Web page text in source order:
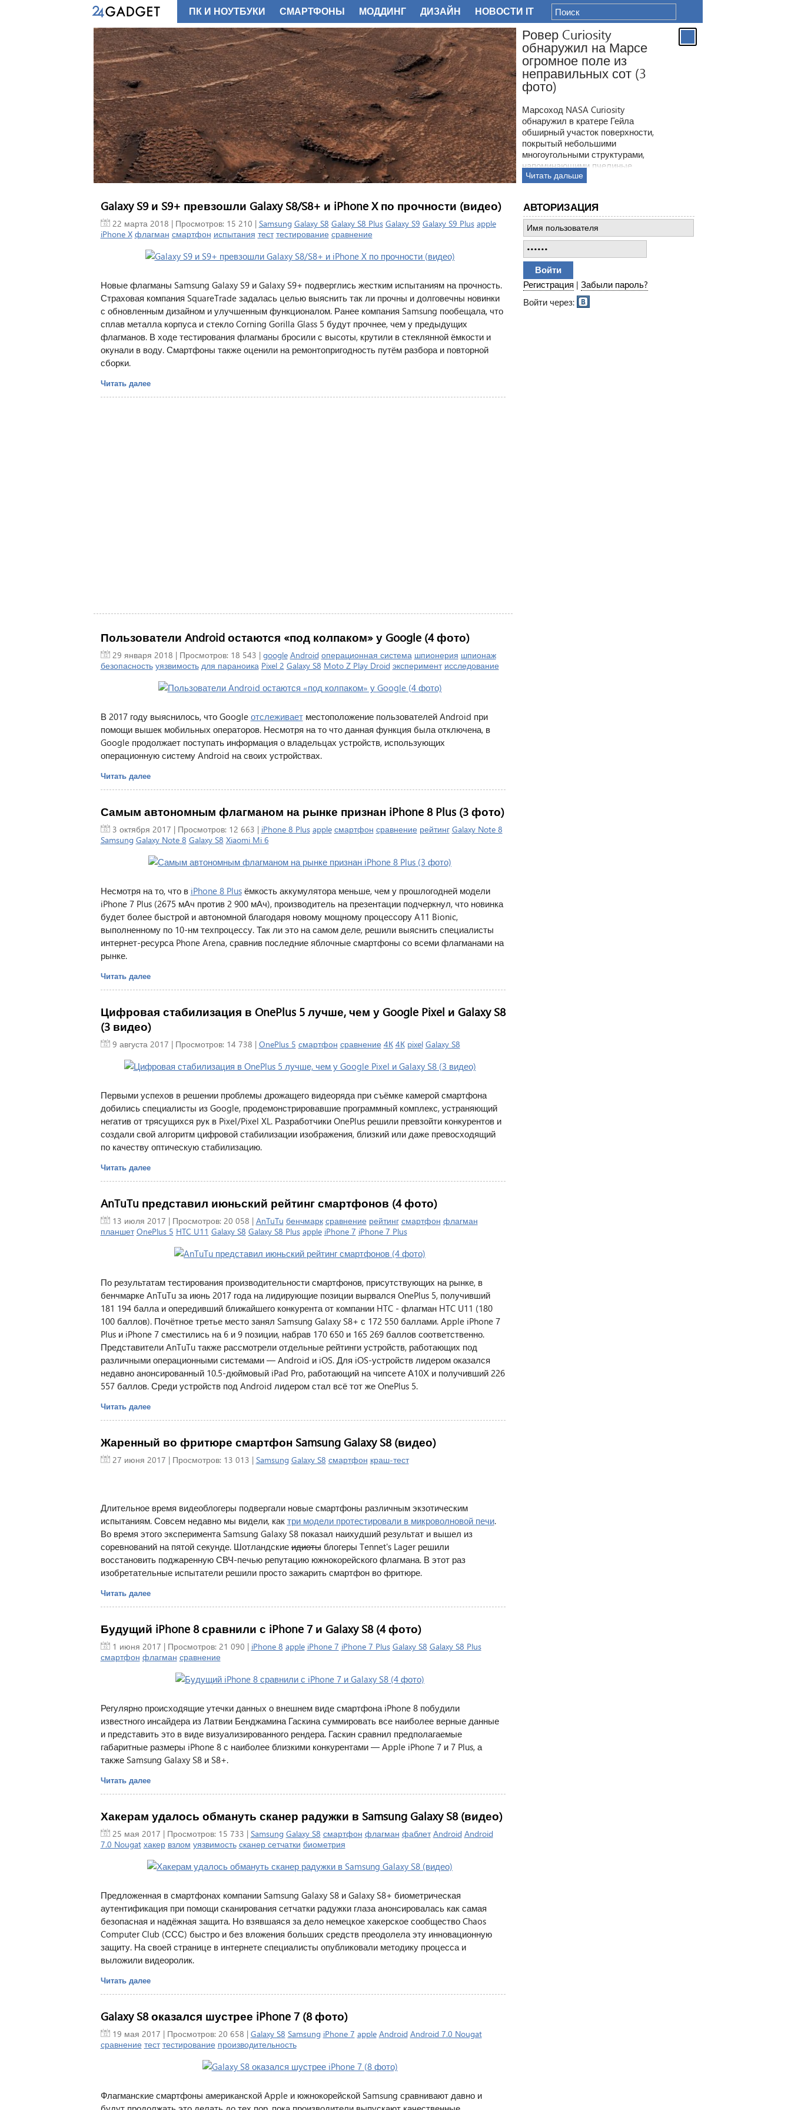
Ровер Curiosity
обнаружил на Марсе
огромное поле из
неправильных сот (3
фото)
Марсоход NASA Curiosity
обнаружил в кратере Гейла
обширный участок поверхности,
покрытый небольшими
многоугольными структурами,
напоминающими пчелиные
соты. Ранее ровер находил
затмила все предыдущее такие
открытия.
Читать дальше
Galaxy S9 и S9+ превзошли Galaxy S8/S8+ и iPhone X по прочности (видео)
22 марта 2018 | Просмотров: 15 210 | Samsung Galaxy S8 Galaxy S8 Plus Galaxy S9 Galaxy S9 Plus apple
iPhone X флагман смартфон испытания тест тестирование сравнение
Новые флагманы Samsung Galaxy S9 и Galaxy S9+ подверглись жестким испытаниям на прочность.
Страховая компания SquareTrade задалась целью выяснить так ли прочны и долговечны новинки
с обновленным дизайном и улучшенным функционалом. Ранее компания Samsung пообещала, что
сплав металла корпуса и стекло Corning Gorilla Glass 5 будут прочнее, чем у предыдущих
флагманов. В ходе тестирования флагманы бросили с высоты, крутили в стеклянной ёмкости и
окунали в воду. Смартфоны также оценили на ремонтопригодность путём разбора и повторной
сборки.
Читать далее
Пользователи Android остаются «под колпаком» у Google (4 фото)
29 января 2018 | Просмотров: 18 543 | google Android операционная система шпионерия шпионаж
безопасность уязвимость для параноика Pixel 2 Galaxy S8 Moto Z Play Droid эксперимент исследование
В 2017 году выяснилось, что Google отслеживаетместоположение пользователей Android при
помощи вышек мобильных операторов. Несмотря на то что данная функция была отключена, в
Google продолжает поступать информация о владельцах устройств, использующих
операционную систему Android на своих устройствах.
Читать далее
Самым автономным флагманом на рынке признан iPhone 8 Plus (3 фото)
3 октября 2017 | Просмотров: 12 663 | iPhone 8 Plus apple смартфон сравнение рейтинг Galaxy Note 8
Samsung Galaxy Note 8 Galaxy S8 Xiaomi Mi 6
Несмотря на то, что в iPhone 8 Plusёмкость аккумулятора меньше, чем у прошлогодней модели
iPhone 7 Plus (2675 мАч против 2 900 мАч), производитель на презентации подчеркнул, что новинка
будет более быстрой и автономной благодаря новому мощному процессору A11 Bionic,
выполненному по 10-нм техпроцессу. Так ли это на самом деле, решили выяснить специалисты
интернет-ресурса Phone Arena, сравнив последние яблочные смартфоны со всеми флагманами на
рынке.
Читать далее
Цифровая стабилизация в OnePlus 5 лучше, чем у Google Pixel и Galaxy S8
(3 видео)
9 августа 2017 | Просмотров: 14 738 | OnePlus 5 смартфон сравнение 4К 4К pixel Galaxy S8
Первыми успехов в решении проблемы дрожащего видеоряда при съёмке камерой смартфона
добились специалисты из Google, продемонстрировавшие программный комплекс, устраняющий
негатив от трясущихся рук в Pixel/Pixel XL. Разработчики OnePlus решили превзойти конкурентов и
создали свой алгоритм цифровой стабилизации изображения, близкий или даже превосходящий
по качеству оптическую стабилизацию.
Читать далее
AnTuTu представил июньский рейтинг смартфонов (4 фото)
13 июля 2017 | Просмотров: 20 058 | AnTuTu бенчмарк сравнение рейтинг смартфон флагман
планшет OnePlus 5 HTC U11 Galaxy S8 Galaxy S8 Plus apple iPhone 7 iPhone 7 Plus
По результатам тестирования производительности смартфонов, присутствующих на рынке, в
бенчмарке AnTuTu за июнь 2017 года на лидирующие позиции вырвался OnePlus 5, получивший
181 194 балла и опередивший ближайшего конкурента от компании HTC - флагман HTC U11 (180
100 баллов). Почётное третье место занял Samsung Galaxy S8+ с 172 550 баллами. Apple iPhone 7
Plus и iPhone 7 сместились на 6 и 9 позиции, набрав 170 650 и 165 269 баллов соответственно.
Представители AnTuTu также рассмотрели отдельные рейтинги устройств, работающих под
различными операционными системами — Android и iOS. Для iOS-устройств лидером оказался
недавно анонсированный 10.5-дюймовый iPad Pro, работающий на чипсете А10Х и получивший 226
557 баллов. Среди устройств под Android лидером стал всё тот же OnePlus 5.
Читать далее
Жаренный во фритюре смартфон Samsung Galaxy S8 (видео)
27 июня 2017 | Просмотров: 13 013 | Samsung Galaxy S8 смартфон краш-тест
Длительное время видеоблогеры подвергали новые смартфоны различным экзотическим
испытаниям. Совсем недавно мы видели, как три модели протестировали в микроволновой печи.
Во время этого эксперимента Samsung Galaxy S8 показал наихудший результат и вышел из
соревнований на пятой секунде. Шотландскиеидиотыблогеры Tennet's Lager решили
восстановить поджаренную СВЧ-печью репутацию южнокорейского флагмана. В этот раз
изобретательные испытатели решили просто зажарить смартфон во фритюре.
Читать далее
Будущий iPhone 8 сравнили с iPhone 7 и Galaxy S8 (4 фото)
1 июня 2017 | Просмотров: 21 090 | iPhone 8 apple iPhone 7 iPhone 7 Plus Galaxy S8 Galaxy S8 Plus
смартфон флагман сравнение
Регулярно происходящие утечки данных о внешнем виде смартфона iPhone 8 побудили
известного инсайдера из Латвии Бенджамина Гаскина суммировать все наиболее верные данные
и представить это в виде визуализированного рендера. Гаскин сравнил предполагаемые
габаритные размеры iPhone 8 с наиболее близкими конкурентами — Apple iPhone 7 и 7 Plus, а
также Samsung Galaxy S8 и S8+.
Читать далее
Хакерам удалось обмануть сканер радужки в Samsung Galaxy S8 (видео)
25 мая 2017 | Просмотров: 15 733 | Samsung Galaxy S8 смартфон флагман фаблет Android Android
7.0 Nougat хакер взлом уязвимость сканер сетчатки биометрия
Предложенная в смартфонах компании Samsung Galaxy S8 и Galaxy S8+ биометрическая
аутентификация при помощи сканирования сетчатки радужки глаза анонсировалась как самая
безопасная и надёжная защита. Но взявшаяся за дело немецкое хакерское сообщество Chaos
Computer Club (ССС) быстро и без вложения больших средств преодолела эту инновационную
защиту. На своей странице в интернете специалисты опубликовали методику процесса и
выложили видеоролик.
Читать далее
Galaxy S8 оказался шустрее iPhone 7 (8 фото)
19 мая 2017 | Просмотров: 20 658 | Galaxy S8 Samsung iPhone 7 apple Android Android 7.0 Nougat
сравнение тест тестирование производительность
Флагманские смартфоны американской Apple и южнокорейской Samsung сравнивают давно и
АВТОРИЗАЦИЯ
Регистрация | Забыли пароль?
Войти через:
ПК И НОУТБУКИ СМАРТФОНЫ МОДДИНГ ДИЗАЙН НОВОСТИ IT
ФОТО